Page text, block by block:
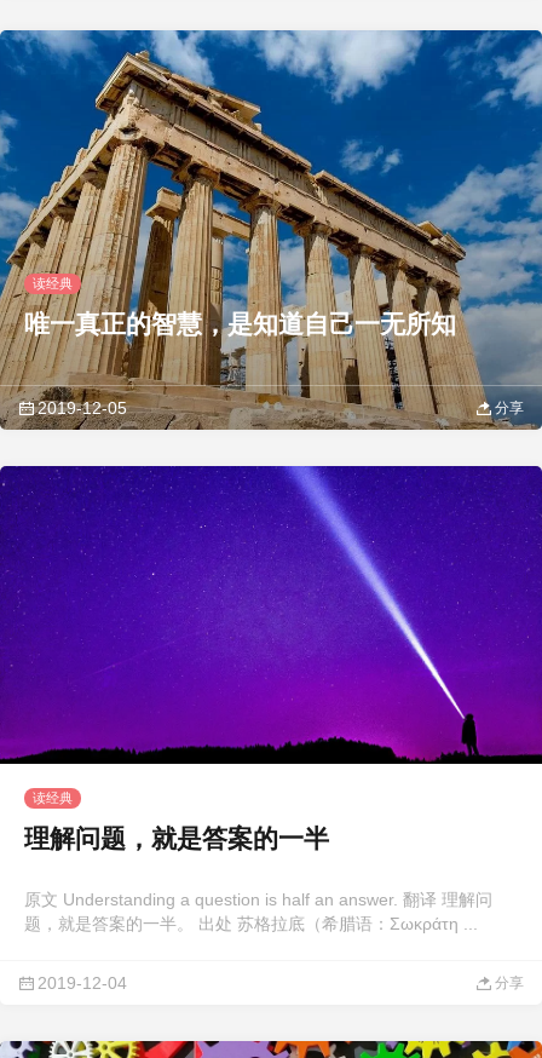
读经典
唯一真正的智慧，是知道自己一无所知
2019-12-05 分享
读经典
理解问题，就是答案的一半
原文 Understanding a question is half an answer. 翻译 理解问
题，就是答案的一半。 出处 苏格拉底（希腊语：Σωκράτη ...
2019-12-04 分享